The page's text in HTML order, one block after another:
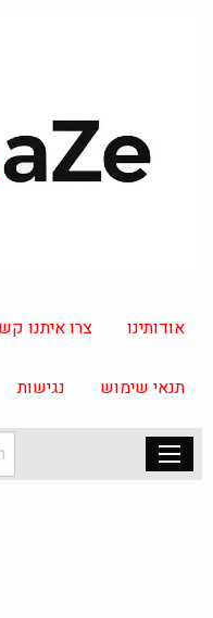
אודותינו צרו איתנו קשר
תנאי שימוש נגישות